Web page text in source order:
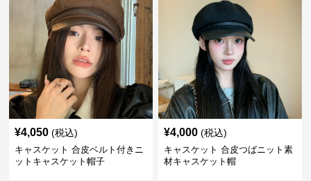
¥4,050 (税込)
キャスケット 合皮ベルト付きニ
ットキャスケット帽子
¥4,000 (税込)
キャスケット 合皮つばニット素
材キャスケット帽